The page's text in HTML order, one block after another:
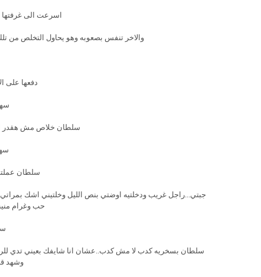
اسرعت الى
والاخر تنفس بصعوبه وهو يحاول التخلص من
دفعها على
سلطان خلاص مش هقدر
سلطان
جبتي...راجل غريب ودخلتيه اوضتي بنص الليل وخلتيني اشك
حب وغرام
سلطان بسخريه كدب لا مش كدب..عشان انا شايفك بعيني تدي
وشهد